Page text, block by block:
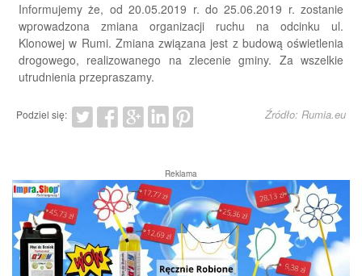
Informujemy że, od 20.05.2019 r. do 25.06.2019 r. zostanie
wprowadzona zmiana organizacji ruchu na odcinku ul.
Klonowej w Rumi. Zmiana związana jest z budową oświetlenia
drogowego, realizowanego na zlecenie gminy. Za wszelkie
utrudnienia przepraszamy.
Podziel się: Źródło: Rumia.eu
Reklama